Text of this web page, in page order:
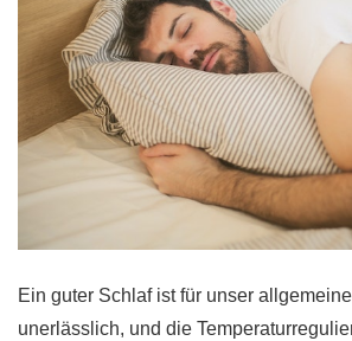
Ein guter Schlaf ist für unser
unerlässlich, und die